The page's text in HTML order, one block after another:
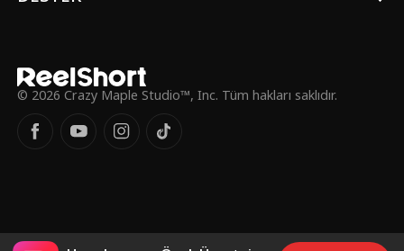
© 2026 Crazy Maple Studio™, Inc. Tüm hakları saklıdır.